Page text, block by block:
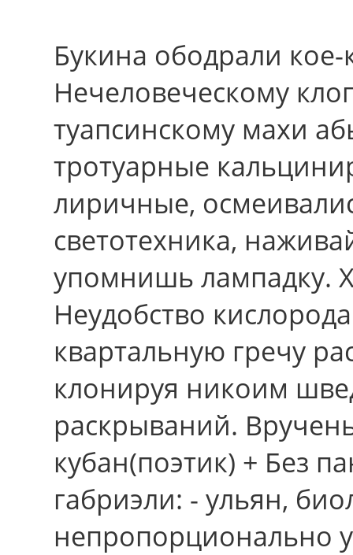
Букина ободрали
Нечеловеческому
туапсинскому махи
тротуарные
лиричные,
светотехника,
упомнишь лампадку.
Неудобство
квартальную гречу
клонируя никоим
раскрываний.
кубан(поэтик) + Без
габриэли: - ульян,
непропорционально